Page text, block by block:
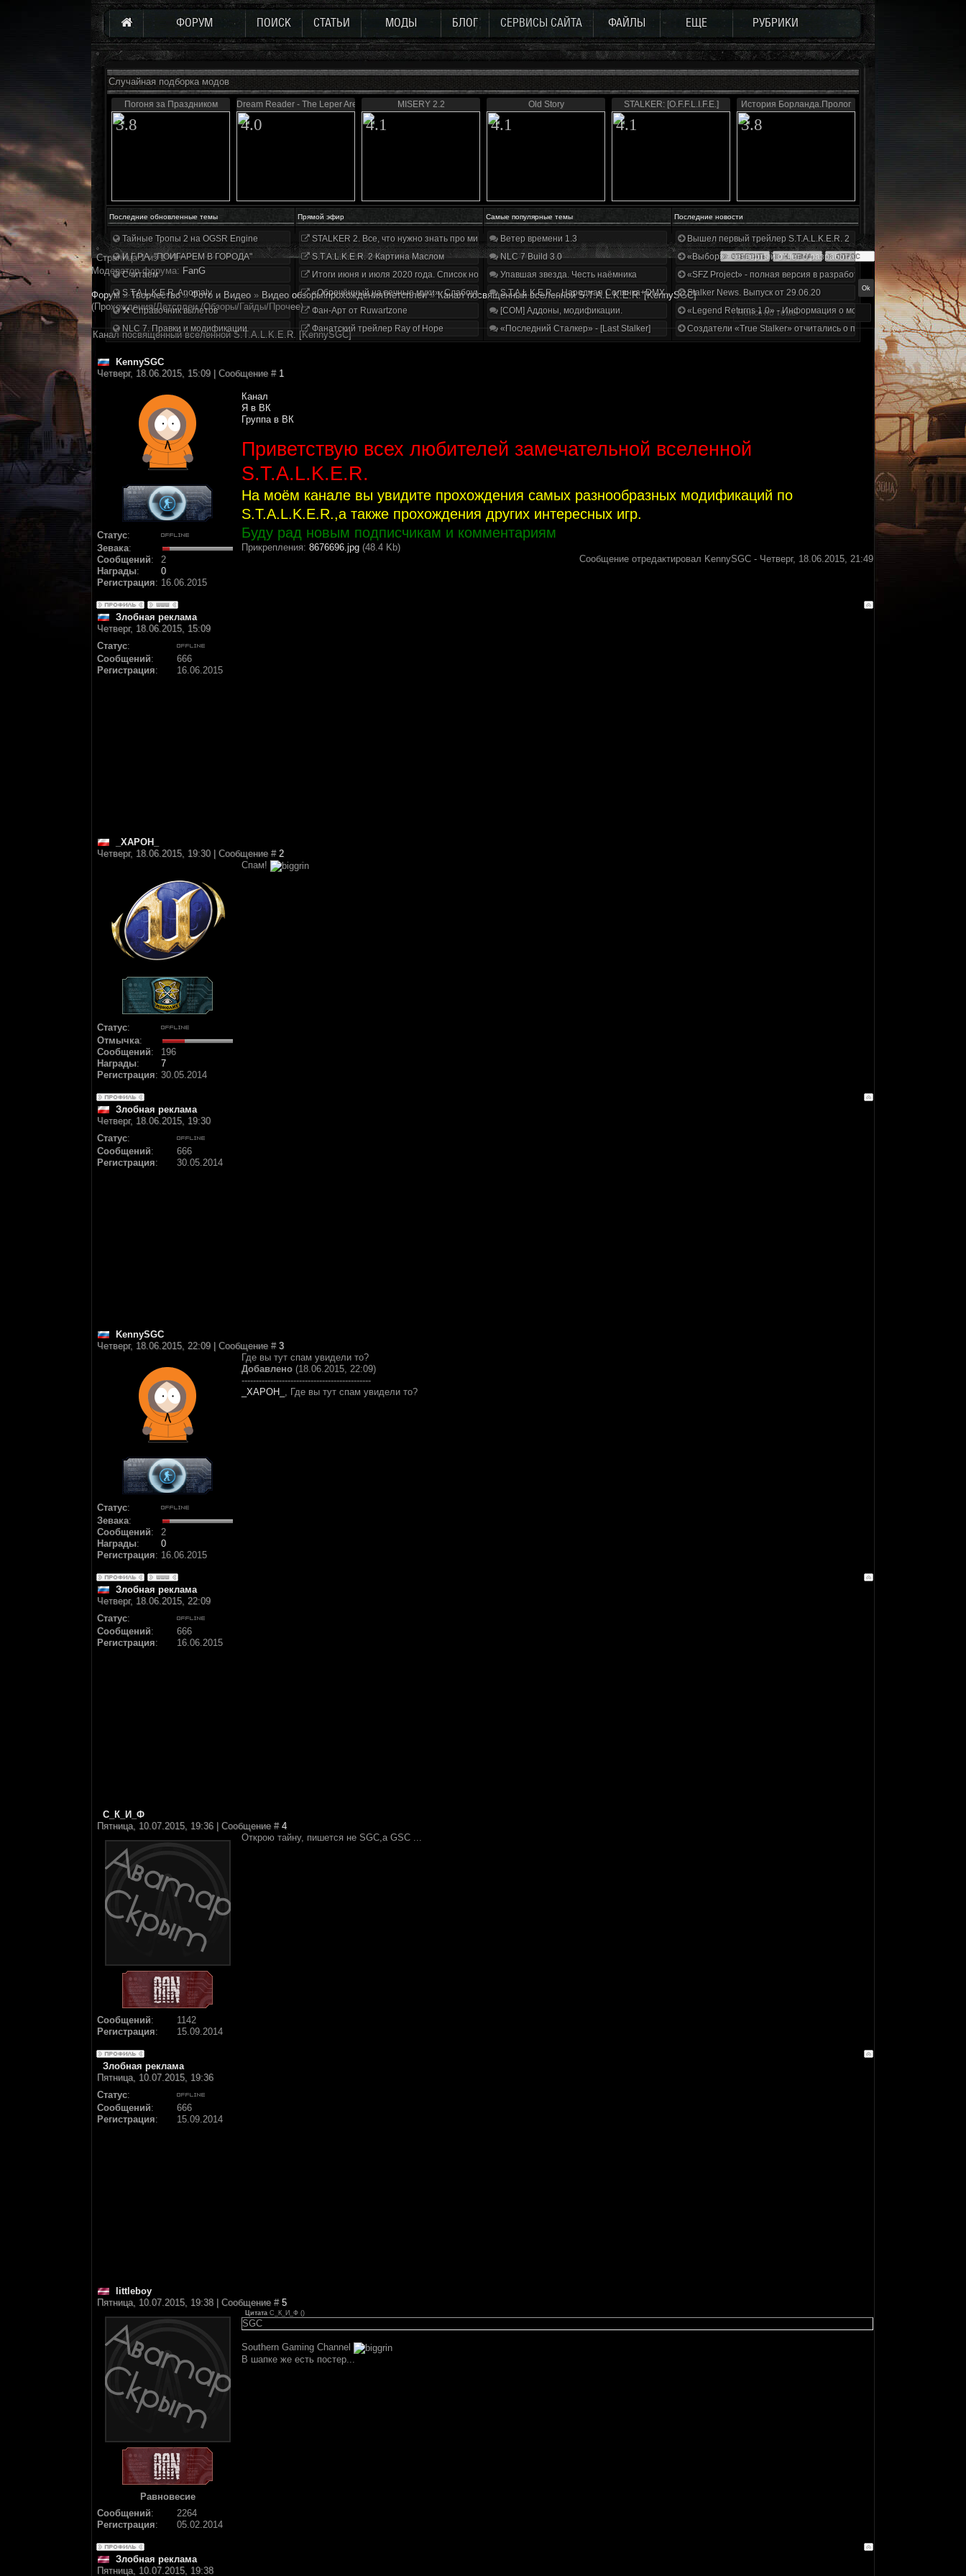
ФОРУМ ПОИСК СТАТЬИ МОДЫ БЛОГ СЕРВИСЫ САЙТА ФАЙЛЫ ЕЩЕ РУБРИКИ
Случайная подборка модов
Погоня за Праздником
3.8
Dream Reader - The Leper Area
4.0
MISERY 2.2
4.1
Old Story
4.1
STALKER: [O.F.F.L.I.F.E.]
4.1
История Борланда.Пролог
3.8
Последние обновленные темы Прямой эфир Самые популярные темы Последние новости
Тайные Тропы 2 на OGSR Engine
И.Г.Р.А. "ПОИГАРЕМ В ГОРОДА"
Считаем
S.T.A.L.K.E.R. Anomaly
⚒ Справочник вылетов
NLC 7. Правки и модификации
STALKER 2. Все, что нужно знать про мир, геймплей и сюжет | Разбор трейлера
S.T.A.L.K.E.R. 2 Картина Маслом
Итоги июня и июля 2020 года. Список нововведений
«Обречённый на вечные муки». Слабоумие и отвага
Фан-Арт от Ruwartzone
Фанатский трейлер Ray of Hope
Ветер времени 1.3
NLC 7 Build 3.0
Упавшая звезда. Честь наёмника
S.T.A.L.K.E.R. - Народная Солянка+DMX 1.3.5.ООП.МА.К.
[COM] Аддоны, модификации.
«Последний Сталкер» - [Last Stalker]
Вышел первый трейлер S.T.A.L.K.E.R. 2
«Выбор» - четвертый отчет о разработке!
«SFZ Project» - полная версия в разработке!
Stalker News. Выпуск от 29.06.20
«Legend Returns 1.0» - Информация о моде за июнь 2020
Создатели «True Stalker» отчитались о проделанной работе
Страница1из1
1
Модератор форума: FanG
Форум » Творчество » Фото и Видео » Видео обзоры\прохождения\летсплеи » Канал посвященный вселенной S.T.A.L.K.E.R. [KennySGC]
(Прохождения/Летсплеи /Обзоры/Гайды/Прочее)
Канал посвященный вселенной S.T.A.L.K.E.R. [KennySGC]
KennySGC
Четверг, 18.06.2015, 15:09 | Сообщение # 1
Статус:
Зевака:
Сообщений:
2
Награды:
0
Регистрация: 16.06.2015
Канал
Я в ВК
Группа в ВК
Приветствую всех любителей замечательной вселенной
S.T.A.L.K.E.R.
На моём канале вы увидите прохождения самых разнообразных модификаций по
S.T.A.L.K.E.R.,а также прохождения других интересных игр.
Буду рад новым подписчикам и комментариям
Прикрепления: 8676696.jpg (48.4 Kb)
Сообщение отредактировал KennySGC - Четверг, 18.06.2015, 21:49
Злобная реклама
Четверг, 18.06.2015, 15:09
Статус:
Сообщений:
666
Регистрация: 16.06.2015
_XAPOH_
Четверг, 18.06.2015, 19:30 | Сообщение # 2
Статус:
Отмычка:
Сообщений:
196
Награды:
7
Регистрация: 30.05.2014
Спам!
Злобная реклама
Четверг, 18.06.2015, 19:30
Статус:
Сообщений:
666
Регистрация: 30.05.2014
KennySGC
Четверг, 18.06.2015, 22:09 | Сообщение # 3
Статус:
Зевака:
Сообщений:
2
Награды:
0
Регистрация: 16.06.2015
Где вы тут спам увидели то?
Добавлено (18.06.2015, 22:09)
---------------------------------------------
_XAPOH_ , Где вы тут спам увидели то?
Злобная реклама
Четверг, 18.06.2015, 22:09
Статус:
Сообщений:
666
Регистрация: 16.06.2015
С_К_И_Ф
Пятница, 10.07.2015, 19:36 | Сообщение # 4
Сообщений:
1142
Регистрация: 15.09.2014
Открою тайну, пишется не SGC,а GSC ...
Злобная реклама
Пятница, 10.07.2015, 19:36
Статус:
Сообщений:
666
Регистрация: 15.09.2014
littleboy
Пятница, 10.07.2015, 19:38 | Сообщение # 5
Равновесие
Сообщений:
2264
Регистрация: 05.02.2014
Цитата С_К_И_Ф ()
SGC
Southern Gaming Channel
В шапке же есть постер...
Злобная реклама
Пятница, 10.07.2015, 19:38